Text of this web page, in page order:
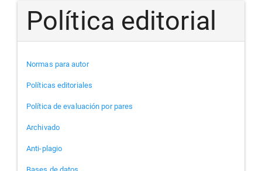
Política editorial
Normas para autor
Políticas editoriales
Política de evaluación por pares
Archivado
Anti-plagio